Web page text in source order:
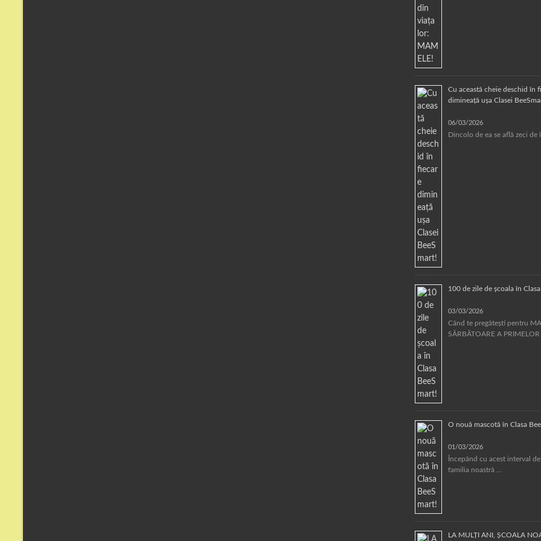
Cu această cheie deschid în
dimineață ușa Clasei
06/03/2026
Dincolo de ea se află zeci de
100 de zile de școala în
03/03/2026
Când te pregătești pentru
SĂRBĂTOARE A PRIMELOR
O nouă mascotă în Clasa
01/03/2026
Începând cu acest interval de
familia noastră …
LA MULȚI ANI, ȘCOALA